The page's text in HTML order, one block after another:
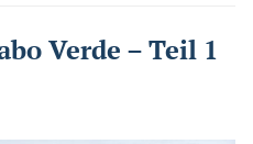
Verde – Teil 1